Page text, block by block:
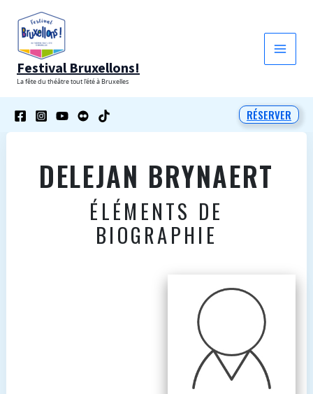
contenu
Festival Bruxellons!
La fête du théâtre tout l'été à Bruxelles
RÉSERVER
DELEJAN BRYNAERT
ÉLÉMENTS DE
BIOGRAPHIE